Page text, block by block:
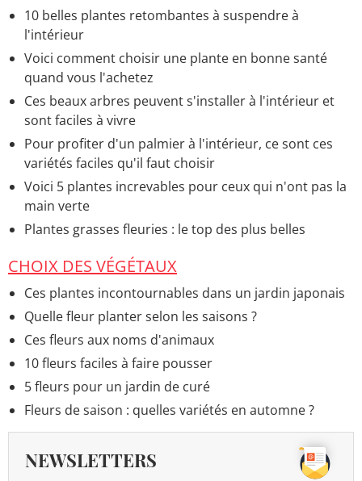
10 belles plantes retombantes à suspendre à
l'intérieur
Voici comment choisir une plante en bonne santé
quand vous l'achetez
Ces beaux arbres peuvent s'installer à l'intérieur et
sont faciles à vivre
Pour profiter d'un palmier à l'intérieur, ce sont ces
variétés faciles qu'il faut choisir
Voici 5 plantes increvables pour ceux qui n'ont pas la
main verte
Plantes grasses fleuries : le top des plus belles
CHOIX DES VÉGÉTAUX
Ces plantes incontournables dans un jardin japonais
Quelle fleur planter selon les saisons ?
Ces fleurs aux noms d'animaux
10 fleurs faciles à faire pousser
5 fleurs pour un jardin de curé
Fleurs de saison : quelles variétés en automne ?
NEWSLETTERS